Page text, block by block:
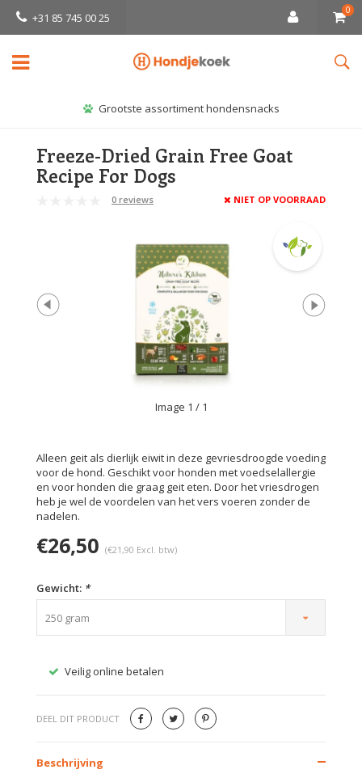
+31 85 745 00 25
0
Grootste assortiment hondensnacks
Freeze-Dried Grain Free Goat
Recipe For Dogs
0 reviews NIET OP VOORRAAD
Image 1 / 1
Alleen geit als dierlijk eiwit in deze gevriesdroogde voeding
voor de hond. Geschikt voor honden met voedselallergie
en voor honden die graag geit eten. Door het vriesdrogen
heb je wel de voordelen van het vers voeren zonder de
nadelen.
€26,50 (€21,90 Excl. btw)
Gewicht: *
250 gram
Veilig online betalen
DEEL DIT PRODUCT
Beschrijving